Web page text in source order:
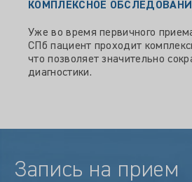
КОМПЛЕКСНОЕ
Уже во время первичного
СПб пациент проходит
что позволяет значительно
диагностики.
Запись на прием